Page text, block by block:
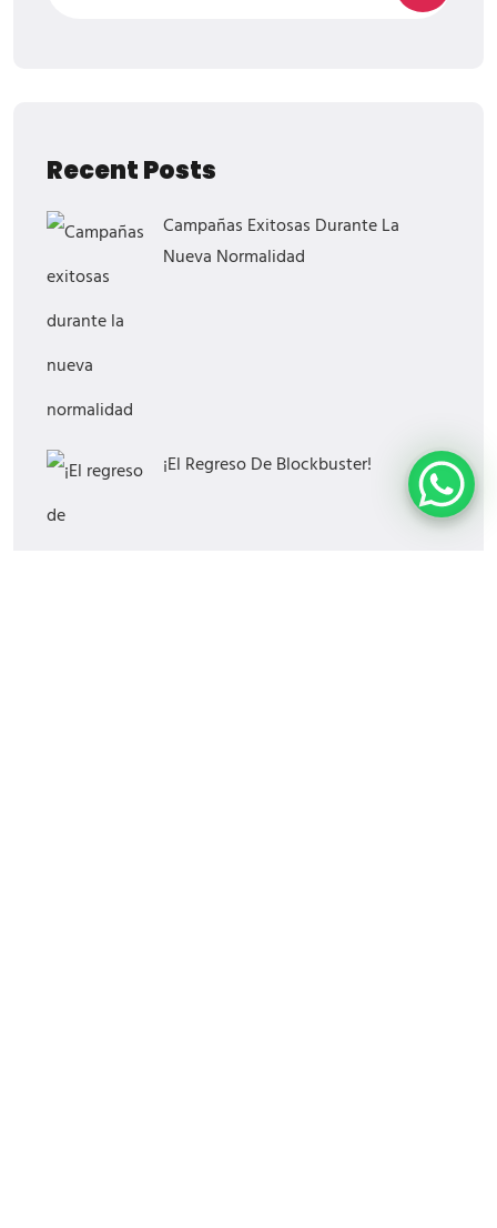
Recent Posts
Campañas Exitosas Durante La
Nueva Normalidad
¡El Regreso De Blockbuster!